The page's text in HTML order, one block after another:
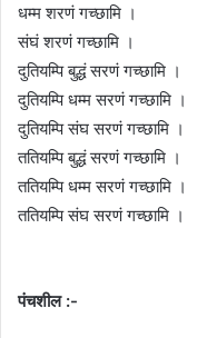
धम्म शरणं गच्छामि ।
संघं शरणं गच्छामि ।
दुतियम्पि बुद्धं सरणं गच्छामि ।
दुतियम्पि धम्म सरणं गच्छामि ।
दुतियम्पि संघ सरणं गच्छामि ।
ततियम्पि बुद्धं सरणं गच्छामि ।
ततियम्पि धम्म सरणं गच्छामि ।
ततियम्पि संघ सरणं गच्छामि ।
पंचशील :-